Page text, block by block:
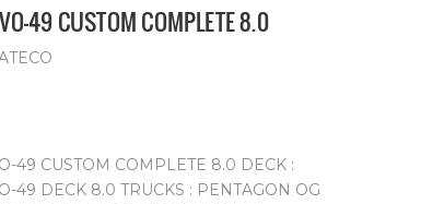
49 CUSTOM COMPLETE 8.0
49 CUSTOM COMPLETE 8.0 DECK :
49 DECK 8.0 TRUCKS : PENTAGON OG